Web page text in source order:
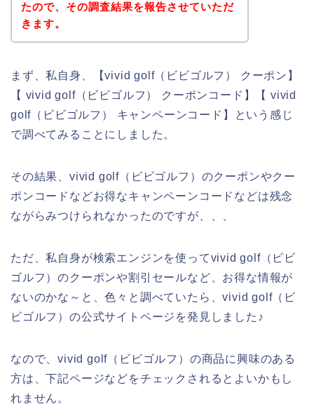
たので、その調査結果を報告させていただ
きます。
まず、私自身、【vivid golf（ビビゴルフ） クーポン】
【 vivid golf（ビビゴルフ） クーポンコード】【 vivid
golf（ビビゴルフ） キャンペーンコード】という感じ
で調べてみることにしました。
その結果、vivid golf（ビビゴルフ）のクーポンやクー
ポンコードなどお得なキャンペーンコードなどは残念
ながらみつけられなかったのですが、、、
ただ、私自身が検索エンジンを使ってvivid golf（ビビ
ゴルフ）のクーポンや割引セールなど、お得な情報が
ないのかな～と、色々と調べていたら、vivid golf（ビ
ビゴルフ）の公式サイトページを発見しました♪
なので、vivid golf（ビビゴルフ）の商品に興味のある
方は、下記ページなどをチェックされるとよいかもし
れません。